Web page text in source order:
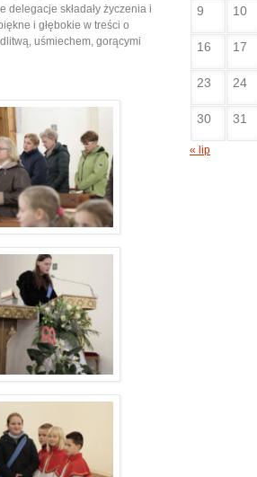
delegacje składały życzenia i
i głębokie w treści o
uśmiechem, gorącymi
9 10
16 17
23 24
30 31
« lip